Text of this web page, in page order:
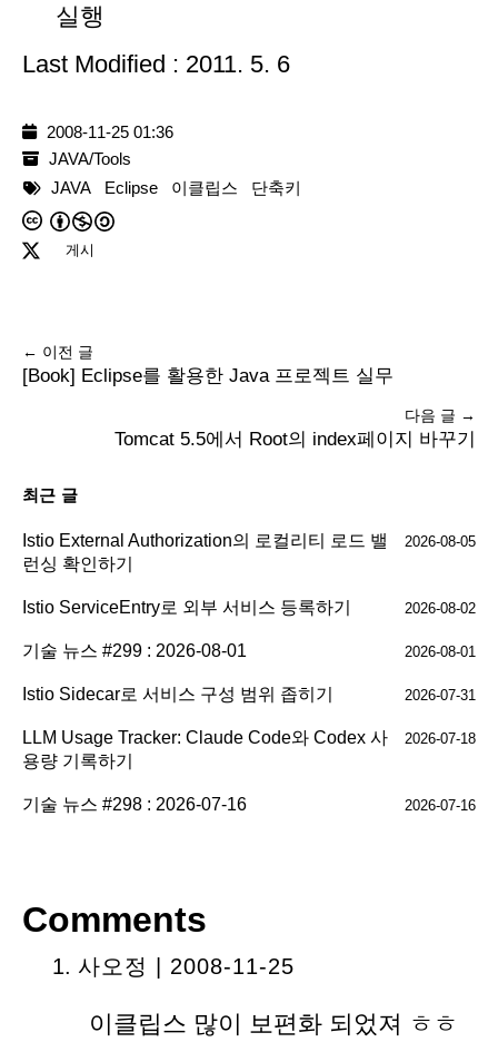
실행
Last Modified : 2011. 5. 6
2008-11-25 01:36
JAVA/Tools
JAVA
Eclipse 이클립스 단축키
게시
← 이전 글
[Book] Eclipse를 활용한 Java 프로젝트 실무
다음 글 →
Tomcat 5.5에서 Root의 index페이지 바꾸기
최근 글
Istio External Authorization의 로컬리티 로드 밸
런싱 확인하기
2026-08-05
Istio ServiceEntry로 외부 서비스 등록하기 2026-08-02
기술 뉴스 #299 : 2026-08-01 2026-08-01
Istio Sidecar로 서비스 구성 범위 좁히기 2026-07-31
LLM Usage Tracker: Claude Code와 Codex 사
용량 기록하기
2026-07-18
기술 뉴스 #298 : 2026-07-16 2026-07-16
Comments
사오정 | 2008-11-25
이클립스 많이 보편화 되었져 ㅎㅎ